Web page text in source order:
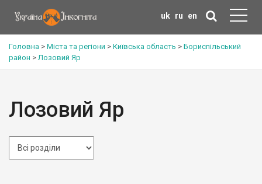
uk ru en
Головна > Міста та регіони > Київська область > Бориспільський
район >Лозовий Яр
Лозовий Яр